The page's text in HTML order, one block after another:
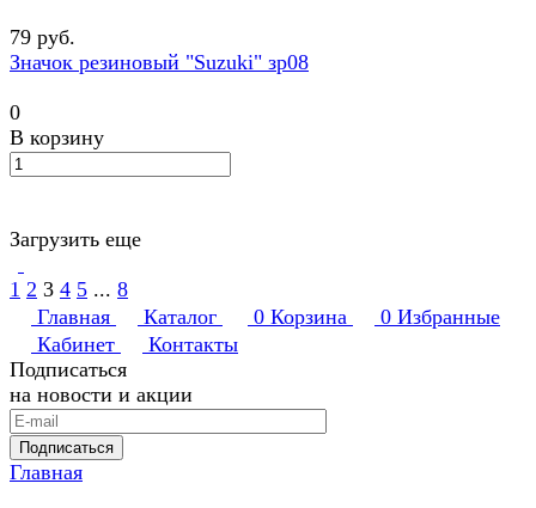
79 руб.
Значок резиновый "Suzuki" зр08
0
В корзину
Загрузить еще
1 2 3 4 5 ... 8
Главная
Каталог 0 Корзина 0 Избранные
Кабинет
Контакты
Подписаться
на новости и акции
Подписаться
Главная